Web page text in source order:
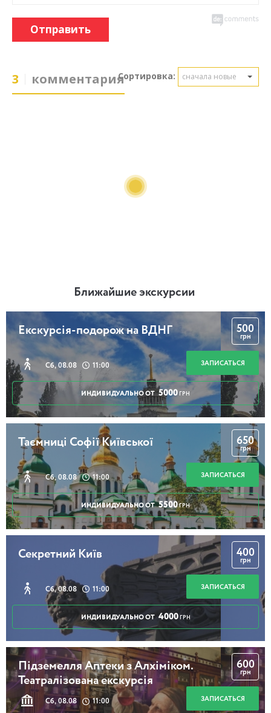
Отправить
3 комментарияСортировка: сначала новые
Ближайшие экскурсии
Екскурсія-подорож на ВДНГ
Сб, 08.08 11:00
500
грн
ЗАПИСАТЬСЯ
ИНДИВИДУАЛЬНО ОТ 5000 ГРН
Таємниці Софії Київської
Сб, 08.08 11:00
650
грн
ЗАПИСАТЬСЯ
ИНДИВИДУАЛЬНО ОТ 5500 ГРН
Секретний Київ
Сб, 08.08 11:00
400
грн
ЗАПИСАТЬСЯ
ИНДИВИДУАЛЬНО ОТ 4000 ГРН
Підземелля Аптеки з Алхіміком.
Театралізована екскурсія
Сб, 08.08 11:00
600
грн
ЗАПИСАТЬСЯ